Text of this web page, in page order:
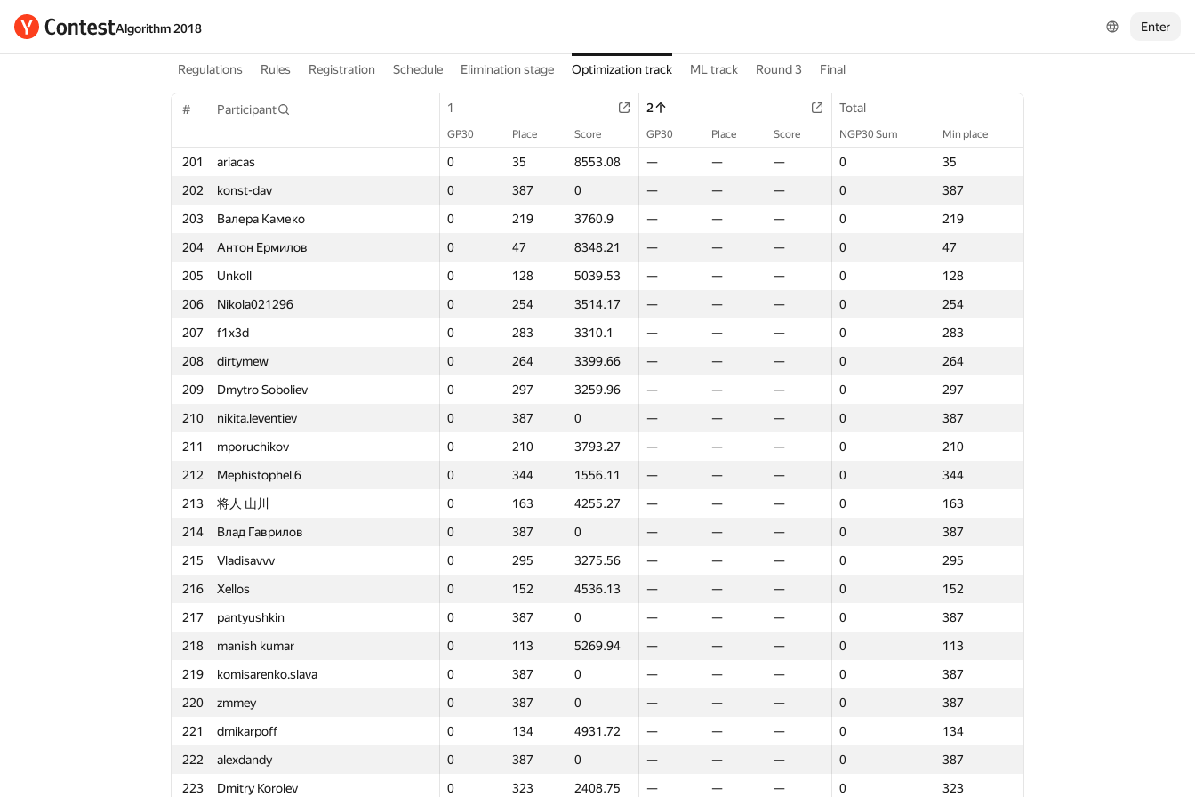
Algorithm 2018 Enter
Regulations Rules Registration Schedule Elimination stage Optimization track ML track Round 3 Final
# Participant 1 2 Total
GP30 Place Score GP30 Place Score NGP30 Sum Min place
201 ariacas 0 35 8553.08 — — — 0
35
202
konst-dav 0 387 0 — — — 0
387
203
Валера Камеко 0 219 3760.9 — — — 0
219
204
Антон Ермилов 0 47 8348.21 — — — 0
47
205
Unkoll 0 128 5039.53 — — — 0
128
206
Nikola021296 0 254 3514.17 — — — 0
254
207
f1x3d 0 283 3310.1 — — — 0
283
208
dirtymew 0 264 3399.66 — — — 0
264
209
Dmytro Soboliev 0 297 3259.96 — — — 0
297
210
nikita.leventiev 0 387 0 — — — 0
387
211
mporuchikov 0 210 3793.27 — — — 0
210
212
Mephistophel.6 0 344 1556.11 — — — 0
344
213
将人 山川 0 163 4255.27 — — — 0
163
214
Влад Гаврилов 0 387 0 — — — 0
387
215
Vladisavvv 0 295 3275.56 — — — 0
295
216
Xellos 0 152 4536.13 — — — 0
152
217
pantyushkin 0 387 0 — — — 0
387
218
manish kumar 0 113 5269.94 — — — 0
113
219
komisarenko.slava 0 387 0 — — — 0
387
220
zmmey 0 387 0 — — — 0
387
221
dmikarpoff 0 134 4931.72 — — — 0
134
222
alexdandy 0 387 0 — — — 0
387
223
Dmitry Korolev 0 323 2408.75 — — — 0
323
Participant 1 Total
GP30 Place Score NGP30 Sum Min place